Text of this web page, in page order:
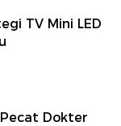
TV Mini LED
Dokter